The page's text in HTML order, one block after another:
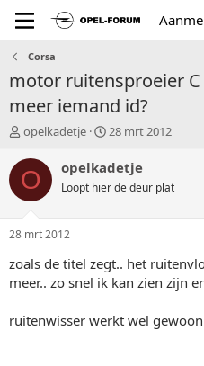
Corsa
motor ruitensproeier
meer iemand id?
T
p
i
a
r
e
opelkadetje
S
a
t
u
m
28 mrt 2012
O opelkadetje
Loopt hier de deur plat
28 mrt 2012
zoals de titel zegt.. het
meer.. zo snel ik kan zien zijn
ruitenwisser werkt wel